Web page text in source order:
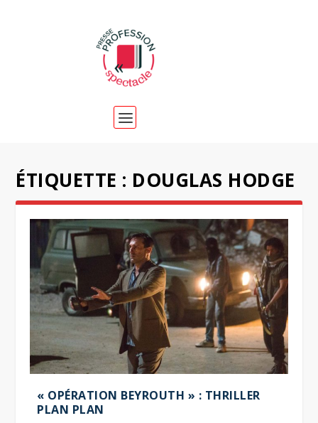
ÉTIQUETTE : DOUGLAS HODGE
« OPÉRATION BEYROUTH » : THRILLER
PLAN PLAN